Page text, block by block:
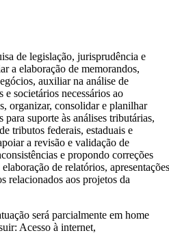
de legislação, jurisprudência e
a elaboração de memorandos,
auxiliar na análise de
societários necessários ao
organizar, consolidar e planilhar
para suporte às análises tributárias,
tributos federais, estaduais e
a revisão e validação de
e propondo correções
de relatórios, apresentações
relacionados aos projetos da
será parcialmente em home
Acesso à internet,